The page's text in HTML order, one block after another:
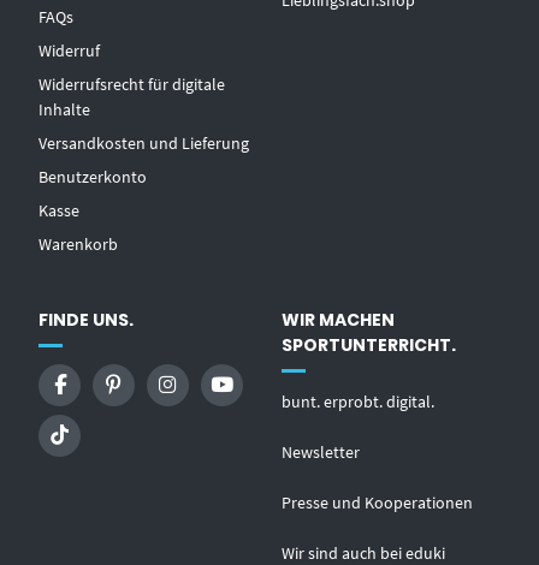
FAQs
Widerruf
Widerrufsrecht für digitale
Inhalte
Versandkosten und Lieferung
Benutzerkonto
Kasse
Warenkorb
FINDE UNS.
WIR MACHEN
SPORTUNTERRICHT.
bunt. erprobt. digital.
Newsletter
Presse und Kooperationen
Wir sind auch bei eduki